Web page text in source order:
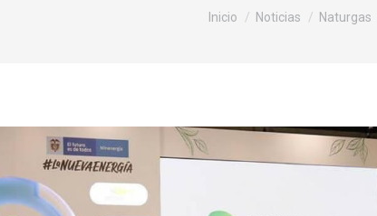
Estás aquí:
Inicio Noticias Naturgas